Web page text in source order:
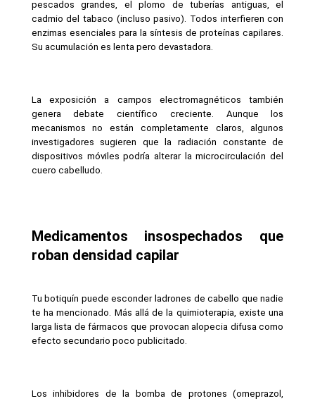
pescados grandes, el plomo de tuberías antiguas, el
cadmio del tabaco (incluso pasivo). Todos interfieren con
enzimas esenciales para la síntesis de proteínas capilares.
Su acumulación es lenta pero devastadora.
La exposición a campos electromagnéticos también
genera debate científico creciente. Aunque los
mecanismos no están completamente claros, algunos
investigadores sugieren que la radiación constante de
dispositivos móviles podría alterar la microcirculación del
cuero cabelludo.
Medicamentos insospechados que
roban densidad capilar
Tu botiquín puede esconder ladrones de cabello que nadie
te ha mencionado. Más allá de la quimioterapia, existe una
larga lista de fármacos que provocan alopecia difusa como
efecto secundario poco publicitado.
Los inhibidores de la bomba de protones (omeprazol,